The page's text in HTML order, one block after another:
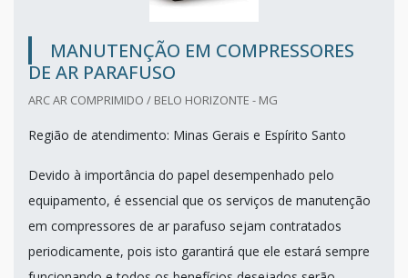
MANUTENÇÃO EM COMPRESSORES
DE AR PARAFUSO
ARC AR COMPRIMIDO / BELO HORIZONTE - MG
Região de atendimento: Minas Gerais e Espírito Santo
Devido à importância do papel desempenhado pelo
equipamento, é essencial que os serviços de manutenção
em compressores de ar parafuso sejam contratados
periodicamente, pois isto garantirá que ele estará sempre